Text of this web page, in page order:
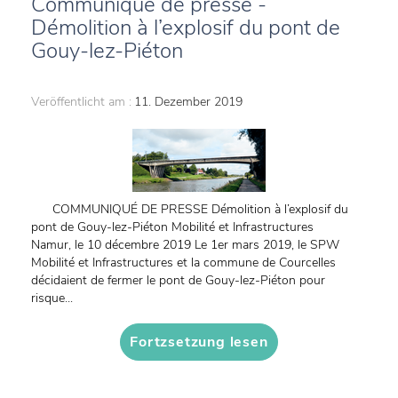
Démolition à l’explosif du pont de
Gouy-lez-Piéton
Veröffentlicht am : 11. Dezember 2019
COMMUNIQUÉ DE PRESSE Démolition à l’explosif du
pont de Gouy-lez-Piéton Mobilité et Infrastructures
Namur, le 10 décembre 2019 Le 1er mars 2019, le SPW
Mobilité et Infrastructures et la commune de Courcelles
décidaient de fermer le pont de Gouy-lez-Piéton pour
risque...
Fortzsetzung lesen